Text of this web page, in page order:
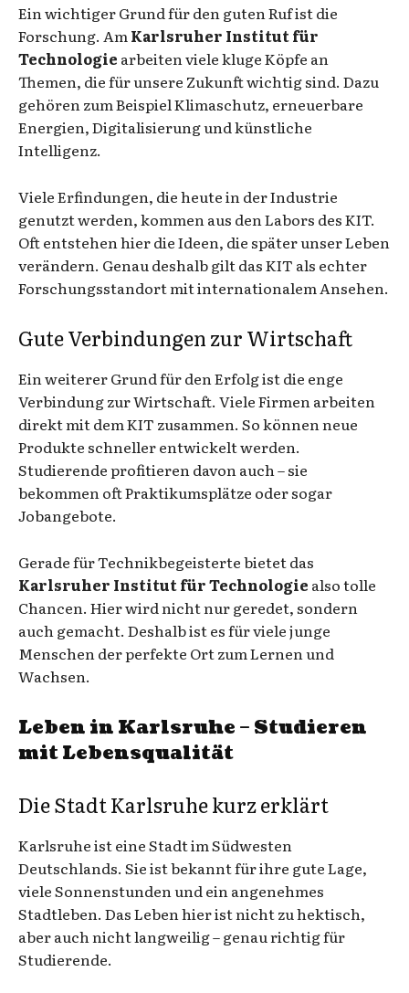
Ein wichtiger Grund für den guten Ruf ist die
Forschung. AmKarlsruher Institut für
Technologie arbeiten viele kluge Köpfe an
Themen, die für unsere Zukunft wichtig sind. Dazu
gehören zum Beispiel Klimaschutz, erneuerbare
Energien, Digitalisierung und künstliche
Intelligenz.
Viele Erfindungen, die heute in der Industrie
genutzt werden, kommen aus den Labors des KIT.
Oft entstehen hier die Ideen, die später unser Leben
verändern. Genau deshalb gilt das KIT als echter
Forschungsstandort mit internationalem Ansehen.
Gute Verbindungen zur Wirtschaft
Ein weiterer Grund für den Erfolg ist die enge
Verbindung zur Wirtschaft. Viele Firmen arbeiten
direkt mit dem KIT zusammen. So können neue
Produkte schneller entwickelt werden.
Studierende profitieren davon auch – sie
bekommen oft Praktikumsplätze oder sogar
Jobangebote.
Gerade für Technikbegeisterte bietet das
Karlsruher Institut für Technologie also tolle
Chancen. Hier wird nicht nur geredet, sondern
auch gemacht. Deshalb ist es für viele junge
Menschen der perfekte Ort zum Lernen und
Wachsen.
Leben in Karlsruhe – Studieren
mit Lebensqualität
Die Stadt Karlsruhe kurz erklärt
Karlsruhe ist eine Stadt im Südwesten
Deutschlands. Sie ist bekannt für ihre gute Lage,
viele Sonnenstunden und ein angenehmes
Stadtleben. Das Leben hier ist nicht zu hektisch,
aber auch nicht langweilig – genau richtig für
Studierende.